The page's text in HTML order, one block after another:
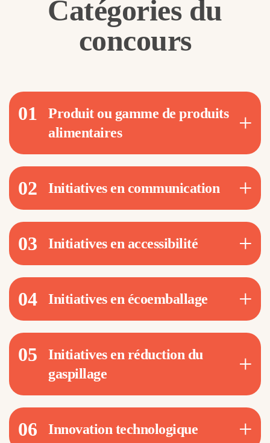
Catégories du
concours
01
Produit ou gamme de produits
alimentaires
02 Initiatives en communication
03 Initiatives en accessibilité
04 Initiatives en écoemballage
05
Initiatives en réduction du
gaspillage
06 Innovation technologique